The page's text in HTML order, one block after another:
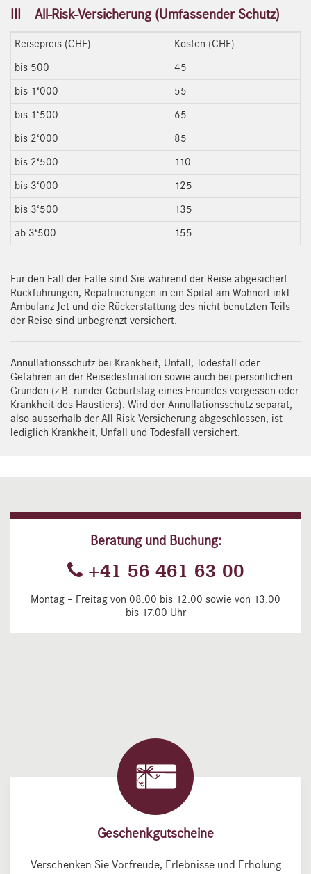
III All-Risk-Versicherung (Umfassender Schutz)
Reisepreis (CHF)
Kosten (CHF)
bis 500
45
bis 1‘000
55
bis 1‘500
65
bis 2‘000
85
bis 2‘500
110
bis 3‘000
125
bis 3‘500
135
ab 3‘500
155
Für den Fall der Fälle sind Sie während der Reise abgesichert.
Rückführungen, Repatriierungen in ein Spital am Wohnort inkl.
Ambulanz-Jet und die Rückerstattung des nicht benutzten Teils
der Reise sind unbegrenzt versichert.
Annullationsschutz bei Krankheit, Unfall, Todesfall oder
Gefahren an der Reisedestination sowie auch bei persönlichen
Gründen (z.B. runder Geburtstag eines Freundes vergessen oder
Krankheit des Haustiers). Wird der Annullationsschutz separat,
also ausserhalb der All-Risk Versicherung abgeschlossen, ist
lediglich Krankheit, Unfall und Todesfall versichert.
Beratung und Buchung:
+41 56 461 63 00
Montag – Freitag von 08.00 bis 12.00 sowie von 13.00
bis 17.00 Uhr
Geschenkgutscheine
Verschenken Sie Vorfreude, Erlebnisse und Erholung